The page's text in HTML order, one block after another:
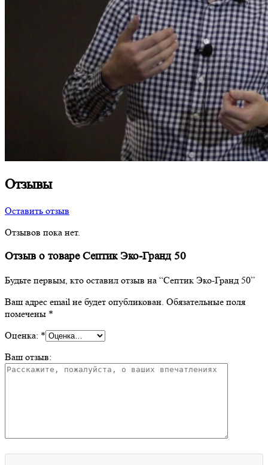
Отзывы
Оставить отзыв
Отзывов пока нет.
Отзыв о товаре Септик Эко-Гранд 50
Будьте первым, кто оставил отзыв на “Септик Эко-Гранд 50”
Ваш адрес email не будет опубликован. Обязательные поля
помечены *
Оценка: *
Ваш отзыв: